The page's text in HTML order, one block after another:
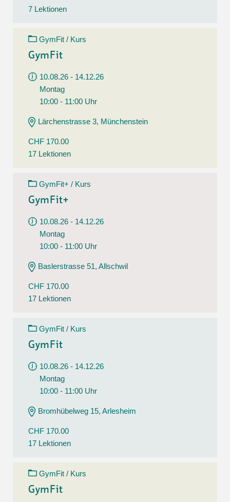
7 Lektionen
GymFit / Kurs
GymFit
10.08.26 - 14.12.26
Montag
10:00 - 11:00 Uhr
Lärchenstrasse 3, Münchenstein
CHF 170.00
17 Lektionen
GymFit+ / Kurs
GymFit+
10.08.26 - 14.12.26
Montag
10:00 - 11:00 Uhr
Baslerstrasse 51, Allschwil
CHF 170.00
17 Lektionen
GymFit / Kurs
GymFit
10.08.26 - 14.12.26
Montag
10:00 - 11:00 Uhr
Bromhübelweg 15, Arlesheim
CHF 170.00
17 Lektionen
GymFit / Kurs
GymFit